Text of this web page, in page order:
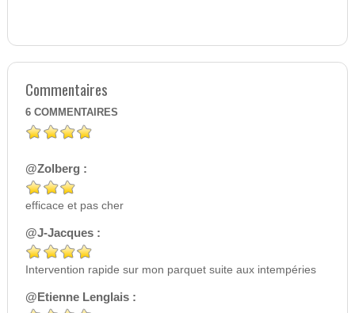
Commentaires
6 COMMENTAIRES
@Zolberg :
efficace et pas cher
@J-Jacques :
Intervention rapide sur mon parquet suite aux intempéries
@Etienne Lenglais :